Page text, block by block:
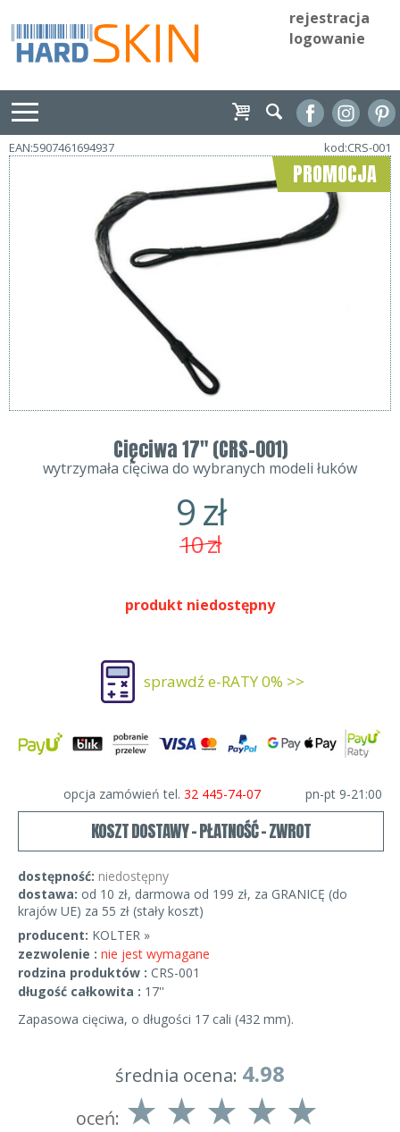
rejestracja
logowanie
EAN:5907461694937 kod:CRS-001
PROMOCJA
Cięciwa 17" (CRS-001)
wytrzymała cięciwa do wybranych modeli łuków
9zł
10zł
produkt niedostępny
sprawdź e-RATY 0% >>
opcja zamówień tel. 32 445-74-07 pn-pt 9-21:00
KOSZT DOSTAWY - PŁATNOŚĆ - ZWROT
dostępność: niedostępny
dostawa: od 10 zł, darmowa od 199 zł, za GRANICĘ (do
krajów UE) za 55 zł (stały koszt)
producent: KOLTER »
zezwolenie : nie jest wymagane
rodzina produktów : CRS-001
długość całkowita : 17''
Zapasowa cięciwa, o długości 17 cali (432 mm).
średnia ocena: 4.98
oceń: